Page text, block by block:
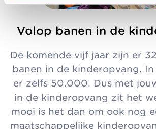
Volop banen in de
De komende vijf jaar zijn er
banen in de kinderopvang.
er zelfs 50.000. Dus met
in de kinderopvang zit het
mooi is het dan om ook nog
maatschappelijke